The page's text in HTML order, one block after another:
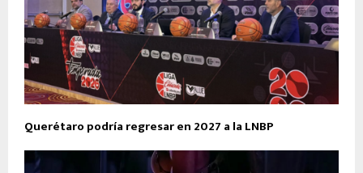
Querétaro podría regresar en 2027 a la LNBP